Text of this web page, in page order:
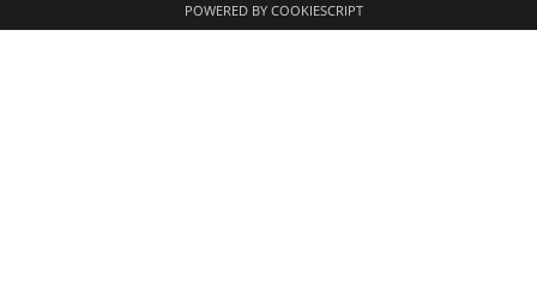
AGENDA
POWERED BY COOKIESCRIPT